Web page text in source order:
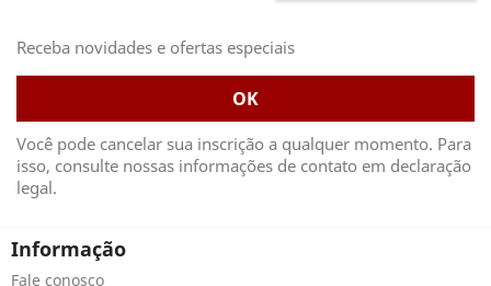
Receba novidades e ofertas especiais
Você pode cancelar sua inscrição a qualquer momento. Para
isso, consulte nossas informações de contato em declaração
legal.
Informação
Fale conosco